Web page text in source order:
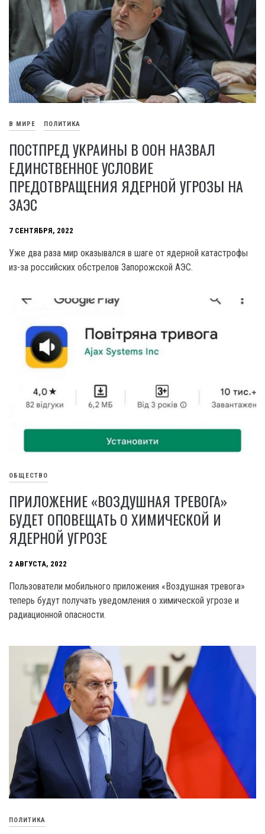
В МИРЕ ПОЛИТИКА
ПОСТПРЕД УКРАИНЫ В ООН НАЗВАЛ
ЕДИНСТВЕННОЕ УСЛОВИЕ
ПРЕДОТВРАЩЕНИЯ ЯДЕРНОЙ УГРОЗЫ НА
ЗАЭС
7 СЕНТЯБРЯ, 2022
Уже два раза мир оказывался в шаге от ядерной катастрофы
из-за российских обстрелов Запорожской АЭС.
ОБЩЕСТВО
ПРИЛОЖЕНИЕ «ВОЗДУШНАЯ ТРЕВОГА»
БУДЕТ ОПОВЕЩАТЬ О ХИМИЧЕСКОЙ И
ЯДЕРНОЙ УГРОЗЕ
2 АВГУСТА, 2022
Пользователи мобильного приложения «Воздушная тревога»
теперь будут получать уведомления о химической угрозе и
радиационной опасности.
ПОЛИТИКА